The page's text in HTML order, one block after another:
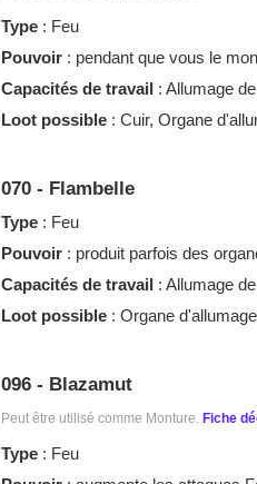
Type : Feu
Pouvoir : pendant que vous le
Capacités de travail : Allumage
Loot possible : Cuir, Organe
070 - Flambelle
Type : Feu
Pouvoir : produit parfois des
Capacités de travail : Allumage
Loot possible : Organe
096 - Blazamut
Peut être utilisé comme Monture. Fiche
Type : Feu